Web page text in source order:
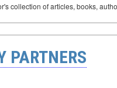
collection of articles, books,
PARTNERS